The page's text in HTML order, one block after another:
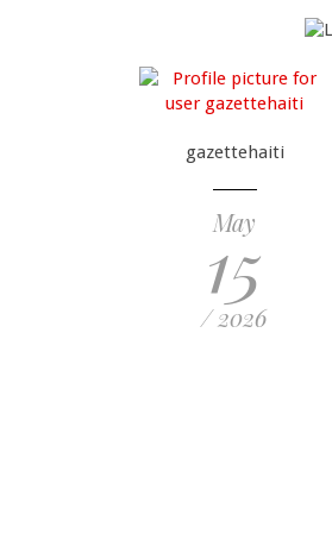
gazettehaiti
May
15
/ 2026